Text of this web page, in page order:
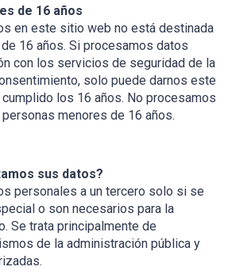
de 16 años
en este sitio web no está destinada
16 años. Si procesamos datos
con los servicios de seguridad de la
solo puede darnos este
los 16 años. No procesamos
menores de 16 años.
sus datos?
personales a un tercero solo si se
o son necesarios para la
Se trata principalmente de
de la administración pública y